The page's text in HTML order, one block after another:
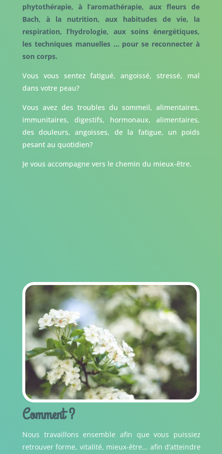
phytothérapie, à l’aromathérapie, aux fleurs de
Bach, à la nutrition, aux habitudes de vie, la
respiration, l’hydrologie, aux soins énergétiques,
les techniques manuelles … pour se reconnecter à
son corps.
Vous vous sentez fatigué, angoissé, stressé, mal
dans votre peau?
Vous avez des troubles du sommeil, alimentaires,
immunitaires, digestifs, hormonaux, alimentaires,
des douleurs, angoisses, de la fatigue, un poids
pesant au quotidien?
Je vous accompagne vers le chemin du mieux-être.
Comment ?
Nous travaillons ensemble afin que vous puissiez
retrouver forme, vitalité, mieux-être… afin d’atteindre